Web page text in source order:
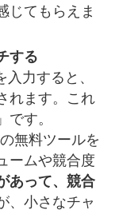
じてもらえま
する
力すると、
れます。これ
す。
無料ツールを
ームや競合度
あって、競合
、小さなチャ